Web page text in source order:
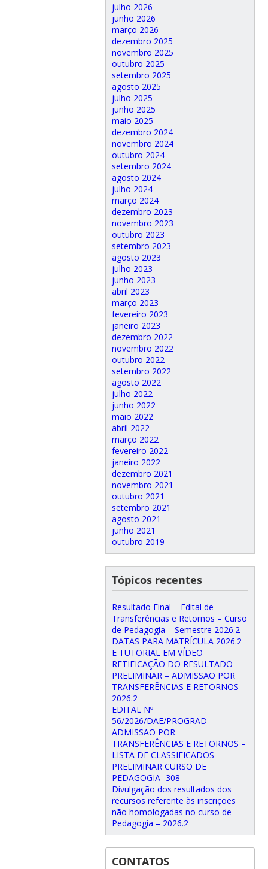
julho 2026
junho 2026
março 2026
dezembro 2025
novembro 2025
outubro 2025
setembro 2025
agosto 2025
julho 2025
junho 2025
maio 2025
dezembro 2024
novembro 2024
outubro 2024
setembro 2024
agosto 2024
julho 2024
março 2024
dezembro 2023
novembro 2023
outubro 2023
setembro 2023
agosto 2023
julho 2023
junho 2023
abril 2023
março 2023
fevereiro 2023
janeiro 2023
dezembro 2022
novembro 2022
outubro 2022
setembro 2022
agosto 2022
julho 2022
junho 2022
maio 2022
abril 2022
março 2022
fevereiro 2022
janeiro 2022
dezembro 2021
novembro 2021
outubro 2021
setembro 2021
agosto 2021
junho 2021
outubro 2019
Tópicos recentes
Resultado Final – Edital de
Transferências e Retornos – Curso
de Pedagogia – Semestre 2026.2
DATAS PARA MATRÍCULA 2026.2
E TUTORIAL EM VÍDEO
RETIFICAÇÃO DO RESULTADO
PRELIMINAR – ADMISSÃO POR
TRANSFERÊNCIAS E RETORNOS
2026.2
EDITAL Nº
56/2026/DAE/PROGRAD
ADMISSÃO POR
TRANSFERÊNCIAS E RETORNOS –
LISTA DE CLASSIFICADOS
PRELIMINAR CURSO DE
PEDAGOGIA -308
Divulgação dos resultados dos
recursos referente às inscrições
não homologadas no curso de
Pedagogia – 2026.2
CONTATOS